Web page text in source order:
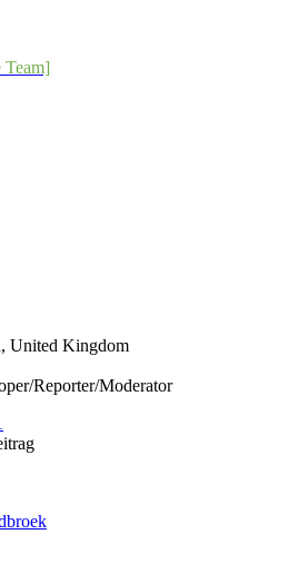
United Kingdom
Reporter/Moderator